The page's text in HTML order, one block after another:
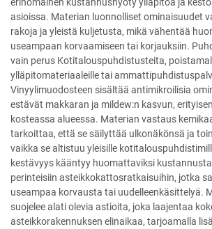
asioissa. Materian luonnolliset ominaisuudet
rakoja ja yleistä kuljetusta, mikä vähentää
useampaan korvaamiseen tai korjauksiin.
vain perus Kotitalouspuhdistusteita,
ylläpitomateriaaleille tai
Vinyylimuodosteen sisältää antimikroilisia
estävät makkaran ja mildew:n kasvun,
kosteassa alueessa. Materian vastaus
tarkoittaa, että se säilyttää ulkonäkönsä ja
vaikka se altistuu yleisille
kestävyys kääntyy huomattaviksi
perinteisiin asteikkokattosratkaisuihin, jotka
useampaa korvausta tai uudelleenkäsittelyä.
suojelee alati olevia astioita, joka laajentaa
asteikkorakennuksen elinaikaa, tarjoamalla